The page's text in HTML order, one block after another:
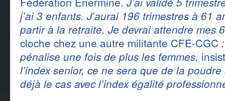
j’ai 3 enfants. J’aurai 196 trimestres à 61
partir à la retraite. Je devrai attendre mes
cloche chez une autre militante CFE-CGC
pénalise une fois de plus les femmes,
l’index senior, ce ne sera que de la poudre
déjà le cas avec l’index égalité